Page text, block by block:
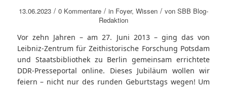
13.06.2023 / 0 Kommentare / in Foyer, Wissen / von SBB Blog-
Redaktion
Vor zehn Jahren – am 27. Juni 2013 – ging das von
Leibniz-Zentrum für Zeithistorische Forschung Potsdam
und Staatsbibliothek zu Berlin gemeinsam errichtete
DDR-Presseportal online. Dieses Jubiläum wollen wir
feiern – nicht nur des runden Geburtstags wegen! Um